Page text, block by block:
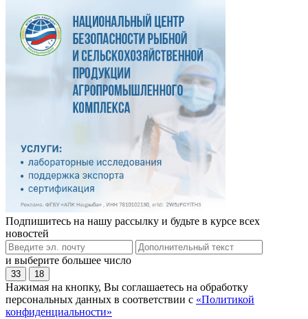
Подпишитесь на нашу рассылку и будьте в курсе всех
новостей
и выберите большее число
33 18
Нажимая на кнопку, Вы соглашаетесь на обработку
персональных данных в соответствии с «Политикой
конфиденциальности»